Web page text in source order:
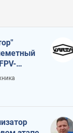
жизнь